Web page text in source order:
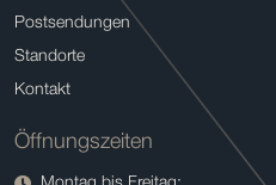
Postsendungen
Standorte
Kontakt
Öffnungszeiten